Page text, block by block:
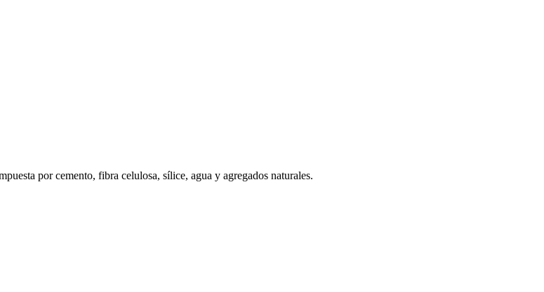
por cemento, fibra celulosa, sílice, agua y agregados naturales.